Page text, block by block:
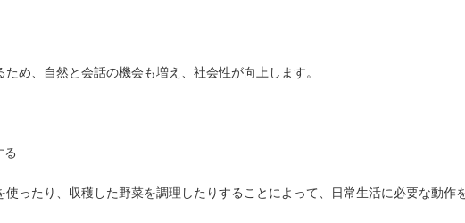
め、自然と会話の機会も増え、社会性が向上します。
る
使ったり、収穫した野菜を調理したりすることによって、日常生活に必要な動作